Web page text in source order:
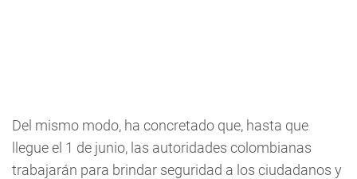
Del mismo modo, ha concretado que, hasta que
llegue el 1 de junio, las autoridades colombianas
trabajarán para brindar seguridad a los ciudadanos y